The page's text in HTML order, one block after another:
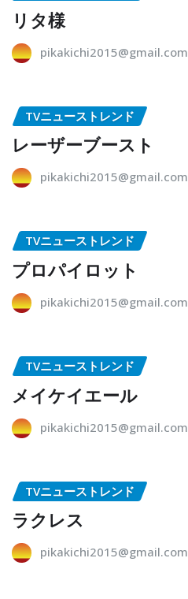
リタ様
pikakichi2015@gmail.com
TVニューストレンド
レーザーブースト
pikakichi2015@gmail.com
TVニューストレンド
プロパイロット
pikakichi2015@gmail.com
TVニューストレンド
メイケイエール
pikakichi2015@gmail.com
TVニューストレンド
ラクレス
pikakichi2015@gmail.com